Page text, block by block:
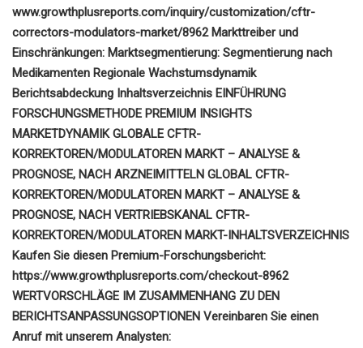
www.growthplusreports.com/inquiry/customization/cftr-
correctors-modulators-market/8962 Markttreiber und
Einschränkungen: Marktsegmentierung: Segmentierung nach
Medikamenten Regionale Wachstumsdynamik
Berichtsabdeckung Inhaltsverzeichnis EINFÜHRUNG
FORSCHUNGSMETHODE PREMIUM INSIGHTS
MARKETDYNAMIK GLOBALE CFTR-
KORREKTOREN/MODULATOREN MARKT – ANALYSE &
PROGNOSE, NACH ARZNEIMITTELN GLOBAL CFTR-
KORREKTOREN/MODULATOREN MARKT – ANALYSE &
PROGNOSE, NACH VERTRIEBSKANAL CFTR-
KORREKTOREN/MODULATOREN MARKT-INHALTSVERZEICHNIS
Kaufen Sie diesen Premium-Forschungsbericht:
https://www.growthplusreports.com/checkout-8962
WERTVORSCHLÄGE IM ZUSAMMENHANG ZU DEN
BERICHTSANPASSUNGSOPTIONEN Vereinbaren Sie einen
Anruf mit unserem Analysten: